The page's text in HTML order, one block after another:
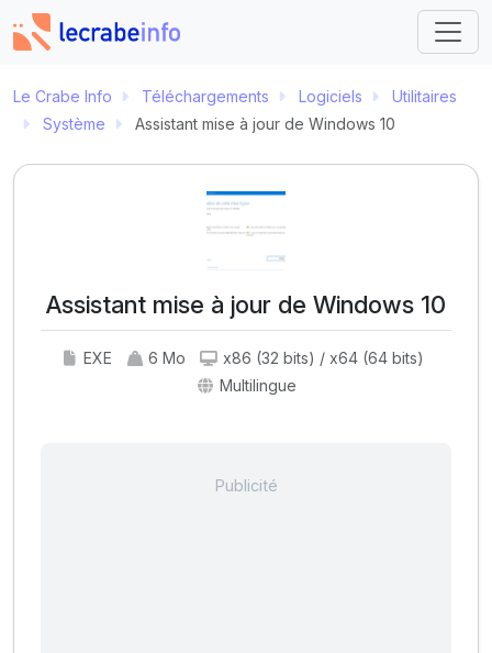
Le Crabe Info Téléchargements Logiciels
Utilitaires
Système
Assistant mise à jour de Windows 10
Assistant mise à jour de Windows 10
EXE 6 Mo
x86 (32 bits) / x64 (64 bits)
Multilingue